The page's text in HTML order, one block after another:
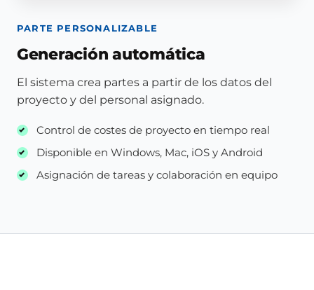
PARTE PERSONALIZABLE
Generación automática
El sistema crea partes a partir de los datos del
proyecto y del personal asignado.
Control de costes de proyecto en tiempo real
Disponible en Windows, Mac, iOS y Android
Asignación de tareas y colaboración en equipo